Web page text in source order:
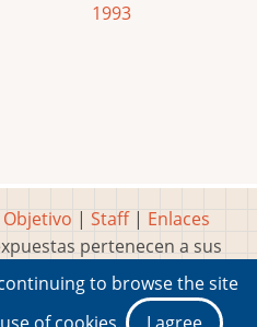
1993
Objetivo | Staff| Enlaces
pertenecen a sus
dueños
diseños creados porMarty
to browse the site